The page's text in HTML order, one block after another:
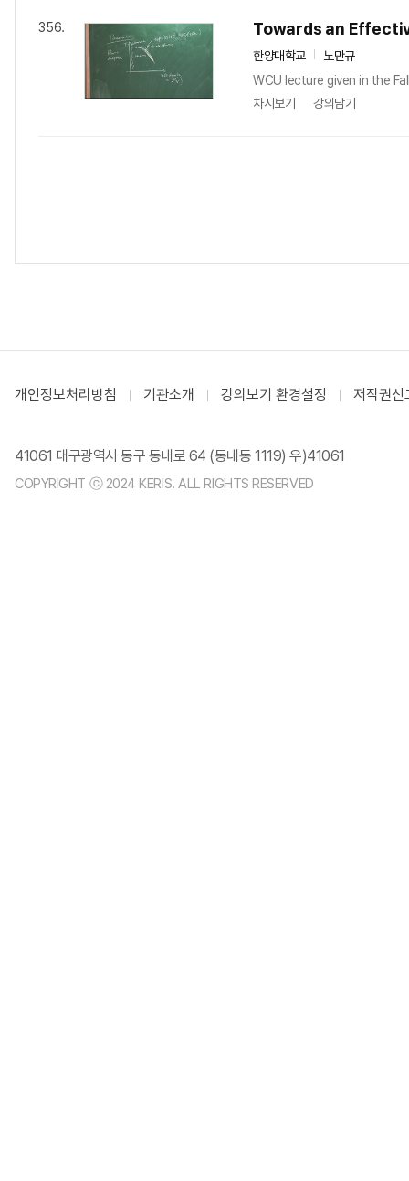
356. Towards an
한양대학교
노만규
WCU lecture given in the
차시보기
강의담기
개인정보처리방침 기관소개 강의보기 환경설정 저작권신
41061 대구광역시 동구 동내로 64 (동내동 1119) 우)41061
COPYRIGHT ⓒ 2024 KERIS. ALL RIGHTS RESERVED